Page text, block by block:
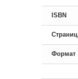
ISBN
Страниц
Формат